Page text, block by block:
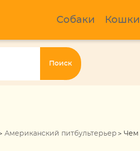
Собаки Кошки
Поиск
Американский питбультерьер Чем